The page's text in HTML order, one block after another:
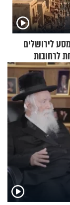
לירושלים
לרחובות